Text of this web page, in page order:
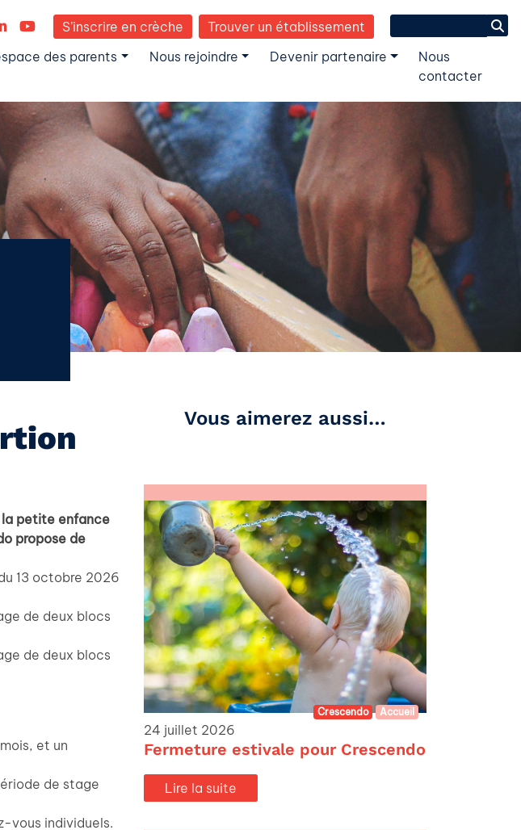
S’inscrire en crèche Trouver un établissement
des parents Nous rejoindre Devenir partenaire
Nous
contacter
la petite enfance
propose de
13 octobre 2026
de deux blocs
de deux blocs
et un
de stage
vous individuels.
Vous aimerez aussi…
Crescendo Accueil
24 juillet 2026
Fermeture estivale pour Crescendo
Lire la suite